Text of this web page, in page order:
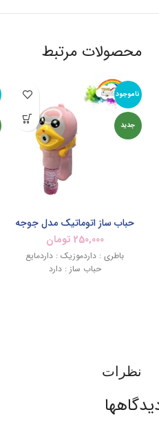
محصولات مرتبط
ناموجود
جدید
حباب ساز اتوماتیک مدل جوجه
250,000 تومان
باطری : داردموزیک : داردمایع
حباب ساز : دارد
نظرات